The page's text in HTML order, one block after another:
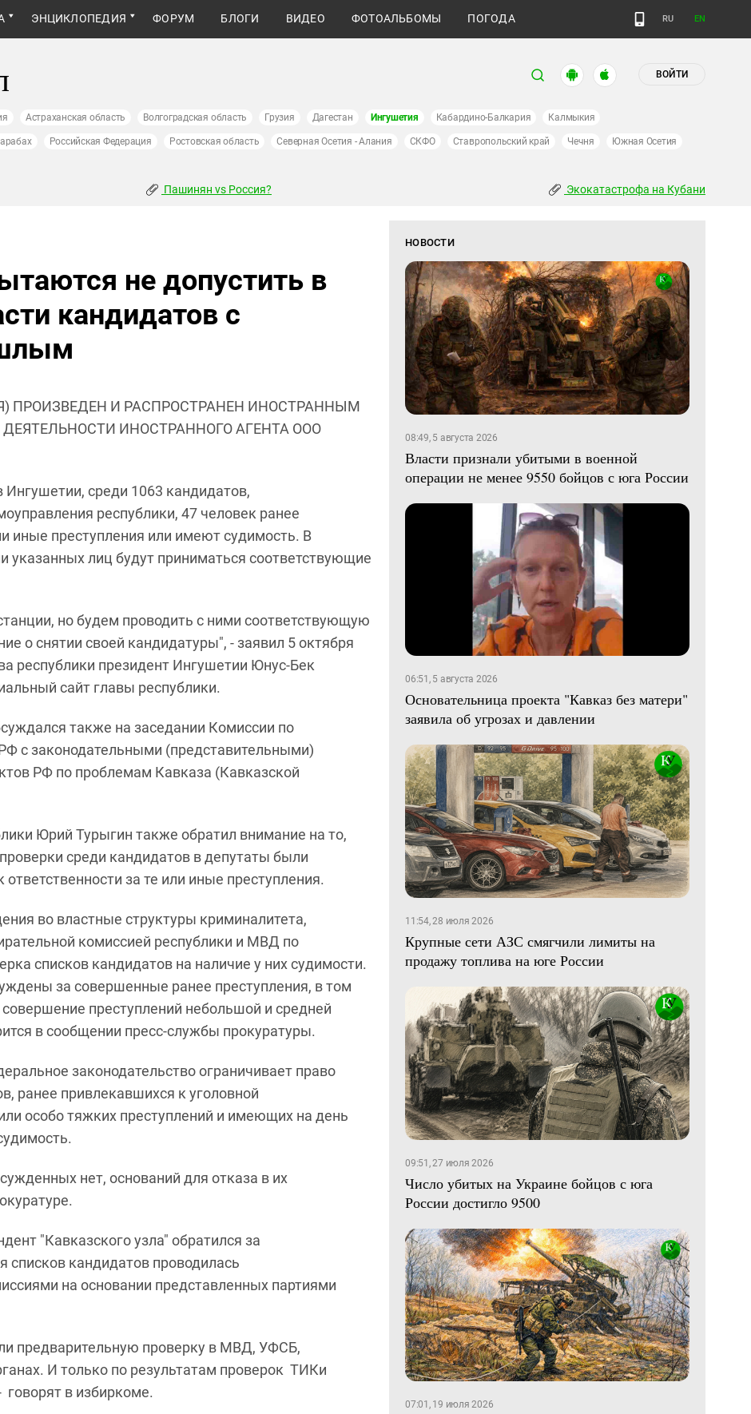
ЭНЦИКЛОПЕДИЯ ФОРУМ БЛОГИ ВИДЕО ФОТОАЛЬБОМЫ ПОГОДА RU EN
ВОЙТИ
Астраханская область Волгоградская область Грузия Дагестан Ингушетия Кабардино-Балкария Калмыкия
Российская Федерация Ростовская область Северная Осетия - Алания СКФО Ставропольский край Чечня Южная Осетия
Пашинян vs Россия? Экокатастрофа на Кубани
не допустить в
кандидатов с
И РАСПРОСТРАНЕН ИНОСТРАННЫМ
ИНОСТРАННОГО АГЕНТА ООО
среди 1063 кандидатов,
республики, 47 человек ранее
иные преступления или имеют судимость. В
указанных лиц будут приниматься соответствующие
но будем проводить с ними соответствующую
о снятии своей кандидатуры", - заявил 5 октября
республики президент Ингушетии Юнус-Бек
сайт главы республики.
также на заседании Комиссии по
с законодательными (представительными)
РФ по проблемам Кавказа (Кавказской
Юрий Турыгин также обратил внимание на то,
среди кандидатов в депутаты были
за те или иные преступления.
во властные структуры криминалитета,
комиссией республики и МВД по
списков кандидатов на наличие у них судимости.
за совершенные ранее преступления, в том
преступлений небольшой и средней
в сообщении пресс-службы прокуратуры.
законодательство ограничивает право
ранее привлекавшихся к уголовной
особо тяжких преступлений и имеющих на день
нет, оснований для отказа в их
"Кавказского узла" обратился за
списков кандидатов проводилась
на основании представленных партиями
предварительную проверку в МВД, УФСБ,
И только по результатам проверок ТИКи
в избиркоме.
НОВОСТИ
08:49, 5 августа 2026
Власти признали убитыми в военной
операции не менее 9550 бойцов с юга России
06:51, 5 августа 2026
Основательница проекта "Кавказ без матери"
заявила об угрозах и давлении
11:54, 28 июля 2026
Крупные сети АЗС смягчили лимиты на
продажу топлива на юге России
09:51, 27 июля 2026
Число убитых на Украине бойцов с юга
России достигло 9500
07:01, 19 июля 2026